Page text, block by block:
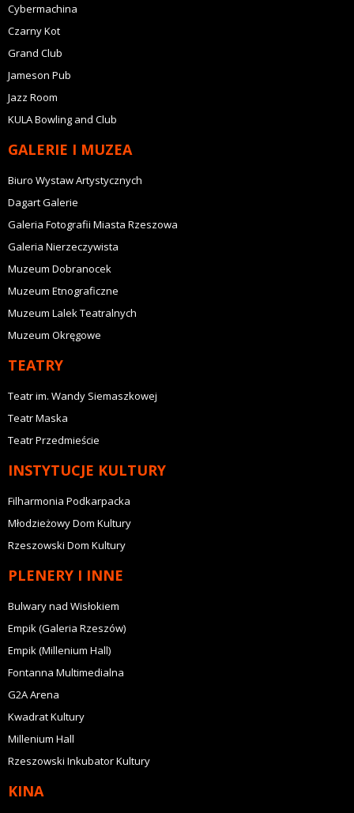
Cybermachina
Czarny Kot
Grand Club
Jameson Pub
Jazz Room
KULA Bowling and Club
GALERIE I MUZEA
Biuro Wystaw Artystycznych
Dagart Galerie
Galeria Fotografii Miasta Rzeszowa
Galeria Nierzeczywista
Muzeum Dobranocek
Muzeum Etnograficzne
Muzeum Lalek Teatralnych
Muzeum Okręgowe
TEATRY
Teatr im. Wandy Siemaszkowej
Teatr Maska
Teatr Przedmieście
INSTYTUCJE KULTURY
Filharmonia Podkarpacka
Młodzieżowy Dom Kultury
Rzeszowski Dom Kultury
PLENERY I INNE
Bulwary nad Wisłokiem
Empik (Galeria Rzeszów)
Empik (Millenium Hall)
Fontanna Multimedialna
G2A Arena
Kwadrat Kultury
Millenium Hall
Rzeszowski Inkubator Kultury
KINA